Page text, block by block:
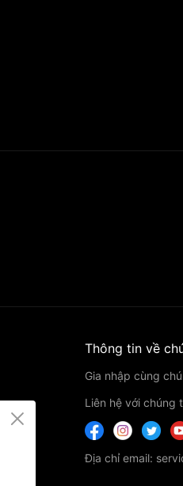
Thông tin về
Gia nhập cùng
Liên hệ với chúng
Địa chỉ email: